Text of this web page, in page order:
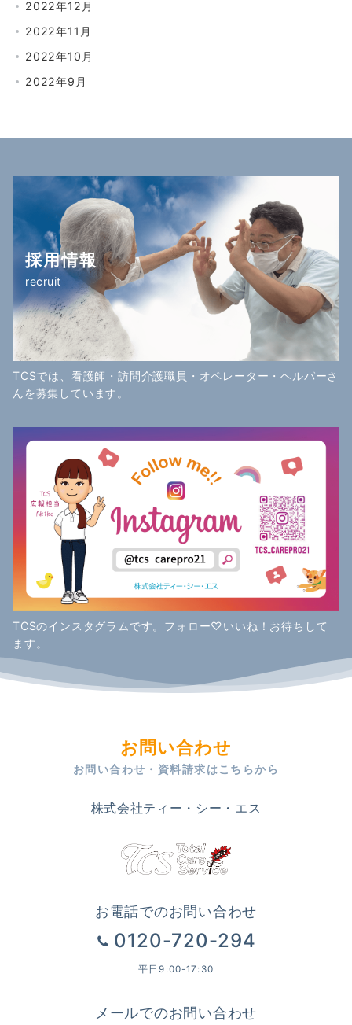
2022年12月
2022年11月
2022年10月
2022年9月
採用情報
recruit
TCSでは、看護師・訪問介護職員・オペレーター・ヘルパーさ
んを募集しています。
TCSのインスタグラムです。フォロー♡いいね！お待ちして
ます。
お問い合わせ
お問い合わせ・資料請求はこちらから
株式会社ティー・シー・エス
お電話でのお問い合わせ
0120-720-294
平日9:00-17:30
メールでのお問い合わせ